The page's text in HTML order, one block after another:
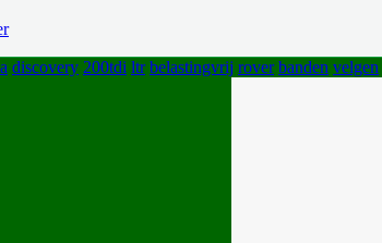
discovery 200tdi ltr belastingvrij rover banden velgen